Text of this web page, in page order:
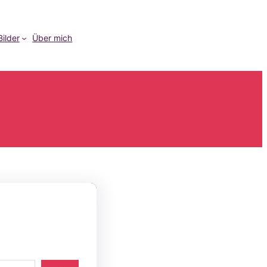
Über mich